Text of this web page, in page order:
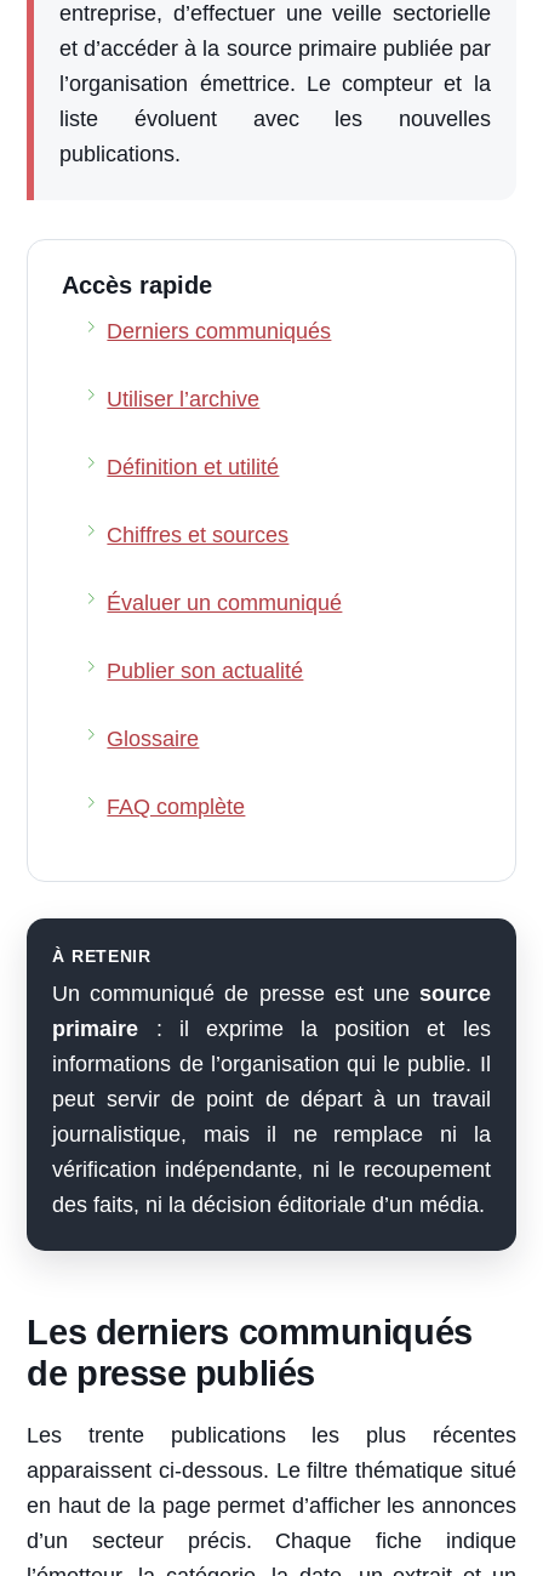
entreprise, d’effectuer une veille sectorielle
et d’accéder à la source primaire publiée par
l’organisation émettrice. Le compteur et la
liste évoluent avec les nouvelles
publications.
Accès rapide
Derniers communiqués
Utiliser l’archive
Définition et utilité
Chiffres et sources
Évaluer un communiqué
Publier son actualité
Glossaire
FAQ complète
À RETENIR
Un communiqué de presse est une source
primaire : il exprime la position et les
informations de l’organisation qui le publie. Il
peut servir de point de départ à un travail
journalistique, mais il ne remplace ni la
vérification indépendante, ni le recoupement
des faits, ni la décision éditoriale d’un média.
Les derniers communiqués
de presse publiés
Les trente publications les plus récentes
apparaissent ci-dessous. Le filtre thématique situé
en haut de la page permet d’afficher les annonces
d’un secteur précis. Chaque fiche indique